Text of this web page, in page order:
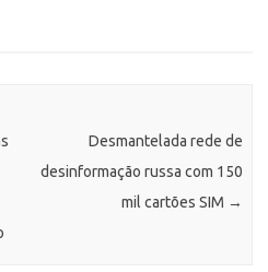
Desmantelada rede de
desinformação russa com 150
mil cartões SIM →